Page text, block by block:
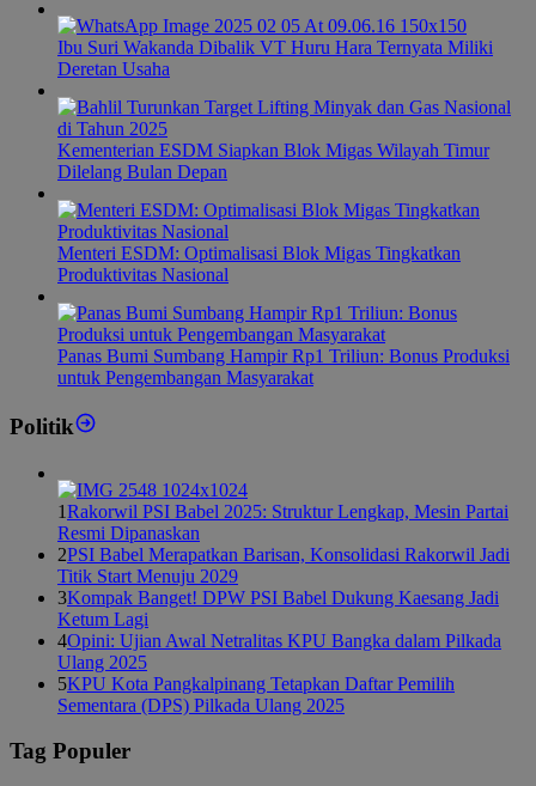
Ibu Suri Wakanda Dibalik VT Huru Hara Ternyata Miliki
Deretan Usaha
Kementerian ESDM Siapkan Blok Migas Wilayah Timur
Dilelang Bulan Depan
Menteri ESDM: Optimalisasi Blok Migas Tingkatkan
Produktivitas Nasional
Panas Bumi Sumbang Hampir Rp1 Triliun: Bonus Produksi
untuk Pengembangan Masyarakat
Politik
1Rakorwil PSI Babel 2025: Struktur Lengkap, Mesin Partai
Resmi Dipanaskan
2PSI Babel Merapatkan Barisan, Konsolidasi Rakorwil Jadi
Titik Start Menuju 2029
3Kompak Banget! DPW PSI Babel Dukung Kaesang Jadi
Ketum Lagi
4Opini: Ujian Awal Netralitas KPU Bangka dalam Pilkada
Ulang 2025
5KPU Kota Pangkalpinang Tetapkan Daftar Pemilih
Sementara (DPS) Pilkada Ulang 2025
Tag Populer